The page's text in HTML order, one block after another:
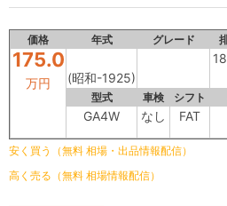
価格 年式 グレード
175.0
万円 (昭和-1925)
型式 車検 シフト
GA4W なし FAT
安く買う（無料 相場・出品情報配信）
高く売る（無料 相場情報配信）